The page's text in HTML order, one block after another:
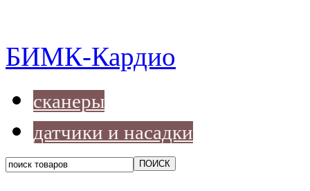
БИМК-Кардио
сканеры
датчики и насадки